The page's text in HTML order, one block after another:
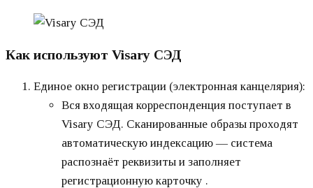
Как используют Visary СЭД
Единое окно регистрации (электронная канцелярия):
Вся входящая корреспонденция поступает в
Visary СЭД. Сканированные образы проходят
автоматическую индексацию — система
распознаёт реквизиты и заполняет
регистрационную карточку .